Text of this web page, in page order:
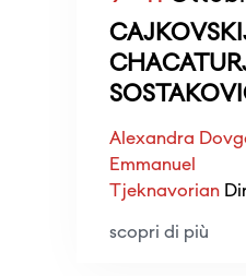
Alexandra
Emmanuel
Tjeknavorian
scopri di più